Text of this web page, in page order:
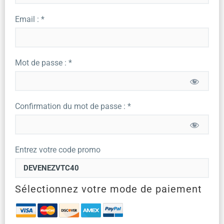
Email : *
Mot de passe : *
Confirmation du mot de passe : *
Entrez votre code promo
Sélectionnez votre mode de paiement